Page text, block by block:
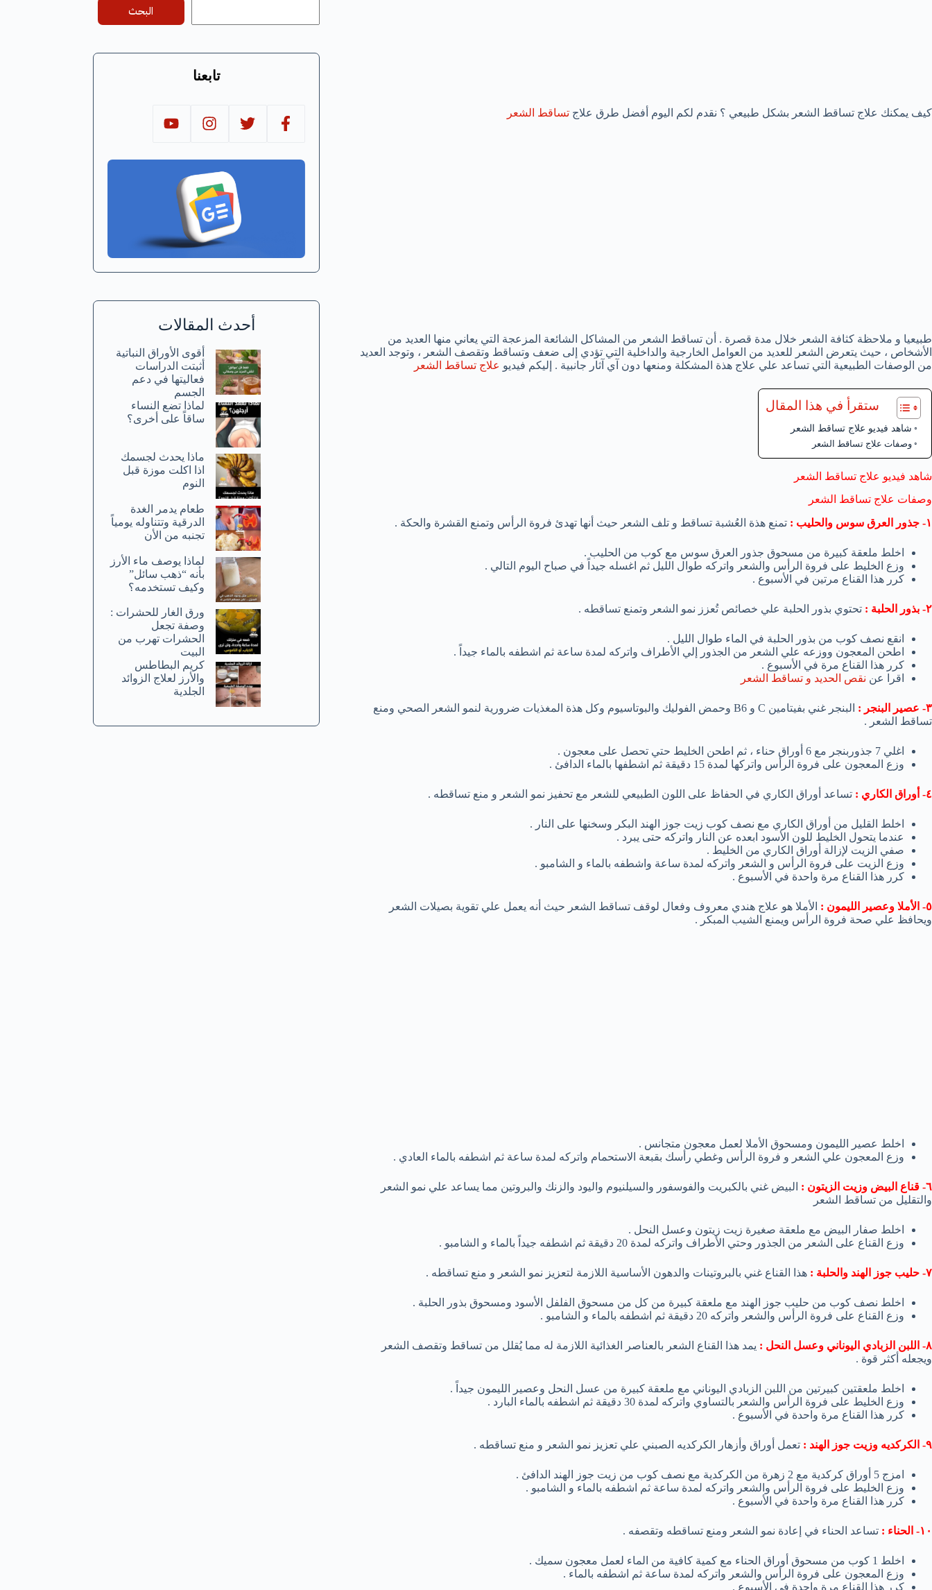
كيف يمكنك علاج تساقط الشعر بشكل طبيعي ؟ نقدم لكم اليوم أفضل طرق علاج تساقط الشعر
طبيعيا و ملاحظة كثافة الشعر خلال مدة قصرة . أن تساقط الشعر من المشاكل الشائعة المزعجة التي يعاني منها العديد من
الأشخاص ، حيث يتعرض الشعر للعديد من العوامل الخارجية والداخلية التي تؤدي إلى ضعف وتساقط وتقصف الشعر ، وتوجد العديد
من الوصفات الطبيعية التي تساعد علي علاج هذة المشكلة ومنعها دون آي آثار جانبية . إليكم فيديو علاج تساقط الشعر
ستقرأ في هذا المقال
شاهد فيديو علاج تساقط الشعر
وصفات علاج تساقط الشعر
شاهد فيديو علاج تساقط الشعر
وصفات علاج تساقط الشعر
١- جذور العرق سوس والحليب :
تمنع هذة العُشبة تساقط و تلف الشعر حيث أنها تهدئ فروة الرأس وتمنع القشرة والحكة .
اخلط ملعقة كبيرة من مسحوق جذور العرق سوس مع كوب من الحليب .
وزع الخليط على فروة الرأس والشعر واتركه طوال الليل ثم اغسله جيداً في صباح اليوم التالي .
كرر هذا القناع مرتين في الأسبوع .
٢- بذور الحلبة : تحتوي بذور الحلبة علي خصائص تُعزز نمو الشعر وتمنع تساقطه .
انقع نصف كوب من بذور الحلبة في الماء طوال الليل .
اطحن المعجون ووزعه علي الشعر من الجذور إلي الأطراف واتركه لمدة ساعة ثم اشطفه بالماء جيداً .
كرر هذا القناع مرة في الأسبوع .
اقرا عن نقص الحديد و تساقط الشعر
٣- عصير البنجر :
البنجر غني بفيتامين C و B6 وحمض الفوليك والبوتاسيوم وكل هذة المغذيات ضرورية لنمو الشعر الصحي ومنع
تساقط الشعر .
اغلي 7 جذوربنجر مع 6 أوراق حناء ، ثم اطحن الخليط حتي تحصل على معجون .
وزع المعجون على فروة الرأس واتركها لمدة 15 دقيقة ثم اشطفها بالماء الدافئ .
٤- أوراق الكاري : تساعد أوراق الكاري في الحفاظ على اللون الطبيعي للشعر مع تحفيز نمو الشعر و منع تساقطه .
اخلط القليل من أوراق الكاري مع نصف كوب زيت جوز الهند البكر وسخنها على النار .
عندما يتحول الخليط للون الأسود ابعده عن النار واتركه حتى يبرد .
صفي الزيت لإزالة أوراق الكاري من الخليط .
وزع الزيت على فروة الرأس و الشعر واتركه لمدة ساعة واشطفه بالماء و الشامبو .
كرر هذا القناع مرة واحدة في الأسبوع .
٥- الأملا وعصير الليمون :
الأملا هو علاج هندي معروف وفعال لوقف تساقط الشعر حيث أنه يعمل علي تقوية بصيلات الشعر
ويحافظ علي صحة فروة الرأس ويمنع الشيب المبكر .
اخلط عصير الليمون ومسحوق الأملا لعمل معجون متجانس .
وزع المعجون علي الشعر و فروة الرأس وغطي رأسك بقبعة الاستحمام واتركه لمدة ساعة ثم اشطفه بالماء العادي .
٦- قناع البيض وزيت الزيتون :
البيض غني بالكبريت والفوسفور والسيلنيوم واليود والزنك والبروتين مما يساعد علي نمو الشعر
والتقليل من تساقط الشعر
اخلط صفار البيض مع ملعقة صغيرة زيت زيتون وعسل النحل .
وزع القناع على الشعر من الجذور وحتي الأطراف واتركه لمدة 20 دقيقة ثم اشطفه جيداً بالماء و الشامبو .
٧- حليب جوز الهند والحلبة : هذا القناع غني بالبروتينات والدهون الأساسية اللازمة لتعزيز نمو الشعر و منع تساقطه .
اخلط نصف كوب من حليب جوز الهند مع ملعقة كبيرة من كل من مسحوق الفلفل الأسود ومسحوق بذور الحلبة .
وزع القناع على فروة الرأس والشعر واتركه 20 دقيقة ثم اشطفه بالماء و الشامبو .
٨- اللبن الزبادي اليوناني وعسل النحل :
يمد هذا القناع الشعر بالعناصر الغذائية اللازمة له مما يُقلل من تساقط وتقصف الشعر
ويجعله أكثر قوة .
اخلط ملعقتين كبيرتين من اللبن الزبادي اليوناني مع ملعقة كبيرة من عسل النحل وعصير الليمون جيداً .
وزع الخليط على فروة الرأس والشعر بالتساوي واتركه لمدة 30 دقيقة ثم اشطفه بالماء البارد .
كرر هذا القناع مرة واحدة في الأسبوع .
٩- الكركديه وزيت جوز الهند : تعمل أوراق وأزهار الكركديه الصبني علي تعزيز نمو الشعر و منع تساقطه .
امزج 5 أوراق كركدية مع 2 زهرة من الكركدية مع نصف كوب من زيت جوز الهند الدافئ .
وزع الخليط على فروة الرأس والشعر واتركه لمدة ساعة ثم اشطفه بالماء و الشامبو .
كرر هذا القناع مرة واحدة في الأسبوع .
١٠- الحناء : تساعد الحناء في إعادة نمو الشعر ومنع تساقطه وتقصفه .
اخلط 1 كوب من مسحوق أوراق الحناء مع كمية كافية من الماء لعمل معجون سميك .
وزع المعجون على فروة الرأس والشعر واتركه لمدة ساعة ثم اشطفه بالماء .
كرر هذا القناع مرة واحدة في الأسبوع .
البحث
تابعنا
أحدث المقالات
أقوى الأوراق النباتية
أثبتت الدراسات
فعاليتها في دعم
الجسم
لماذا تضع النساء
ساقاً على أخرى؟
ماذا يحدث لجسمك
اذا اكلت موزة قبل
النوم
طعام يدمر الغدة
الدرقية وتتناوله يومياً
تجنبه من الأن
لماذا يوصف ماء الأرز
بأنه “ذهب سائل”
وكيف تستخدمه؟
ورق الغار للحشرات :
وصفة تجعل
الحشرات تهرب من
البيت
كريم البطاطس
والأرز لعلاج الزوائد
الجلدية